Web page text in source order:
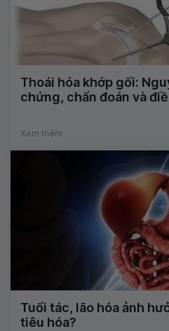
Thoái hóa khớp gối:
chứng, chẩn đoán và
Xem thêm
Tuổi tác, lão hóa ảnh
tiêu hóa?